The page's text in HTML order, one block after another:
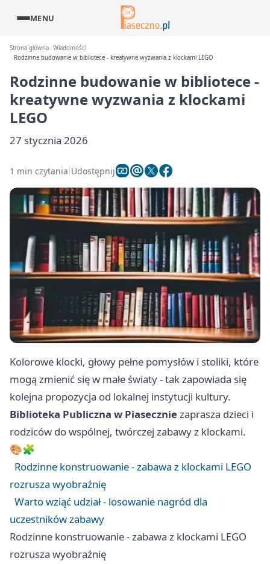
MENU
Strona główna Wiadomości
Rodzinne budowanie w bibliotece - kreatywne wyzwania z klockami LEGO
Rodzinne budowanie w bibliotece -
kreatywne wyzwania z klockami
LEGO
27 stycznia 2026
1 min czytania Udostępnij
Kolorowe klocki, głowy pełne pomysłów i stoliki, które
mogą zmienić się w małe światy - tak zapowiada się
kolejna propozycja od lokalnej instytucji kultury.
Biblioteka Publiczna w Piaseczniezaprasza dzieci i
rodziców do wspólnej, twórczej zabawy z klockami.
🎨🧩
Rodzinne konstruowanie - zabawa z klockami LEGO
rozrusza wyobraźnię
Warto wziąć udział - losowanie nagród dla
uczestników zabawy
Rodzinne konstruowanie - zabawa z klockami LEGO
rozrusza wyobraźnię